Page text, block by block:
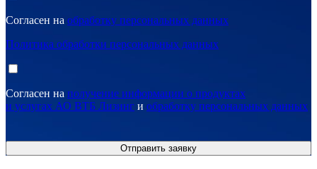
Согласен на обработку персональных данных
Политика обработки персональных данных
Согласен на получение информации о продуктах
и услугах АО ВТБ Лизинг и обработку персональных данных